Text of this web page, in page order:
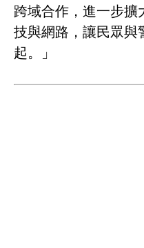
跨域合作，進一步擴
技與網路，讓民眾與
起。」